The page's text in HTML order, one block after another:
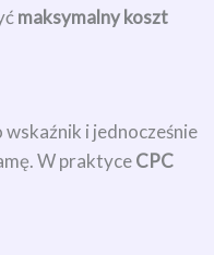
maksymalny koszt
i jednocześnie
W praktyceCPC